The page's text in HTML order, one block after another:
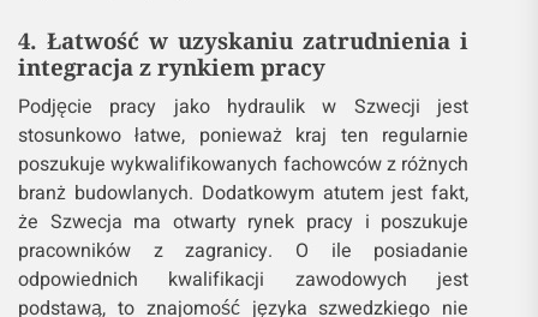
4. Łatwość w uzyskaniu zatrudnienia i
integracja z rynkiem pracy
Podjęcie pracy jako hydraulik w Szwecji jest
stosunkowo łatwe, ponieważ kraj ten regularnie
poszukuje wykwalifikowanych fachowców z różnych
branż budowlanych. Dodatkowym atutem jest fakt,
że Szwecja ma otwarty rynek pracy i poszukuje
pracowników z zagranicy. O ile posiadanie
odpowiednich kwalifikacji zawodowych jest
podstawą, to znajomość języka szwedzkiego nie